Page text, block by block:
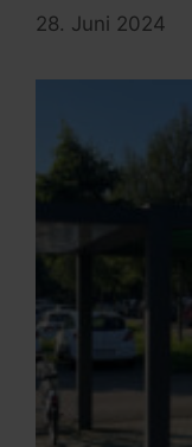
28. Juni 2024